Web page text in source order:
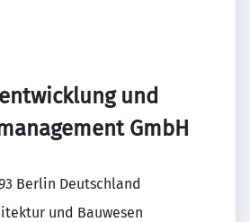
und
GmbH
Berlin Deutschland
und Bauwesen